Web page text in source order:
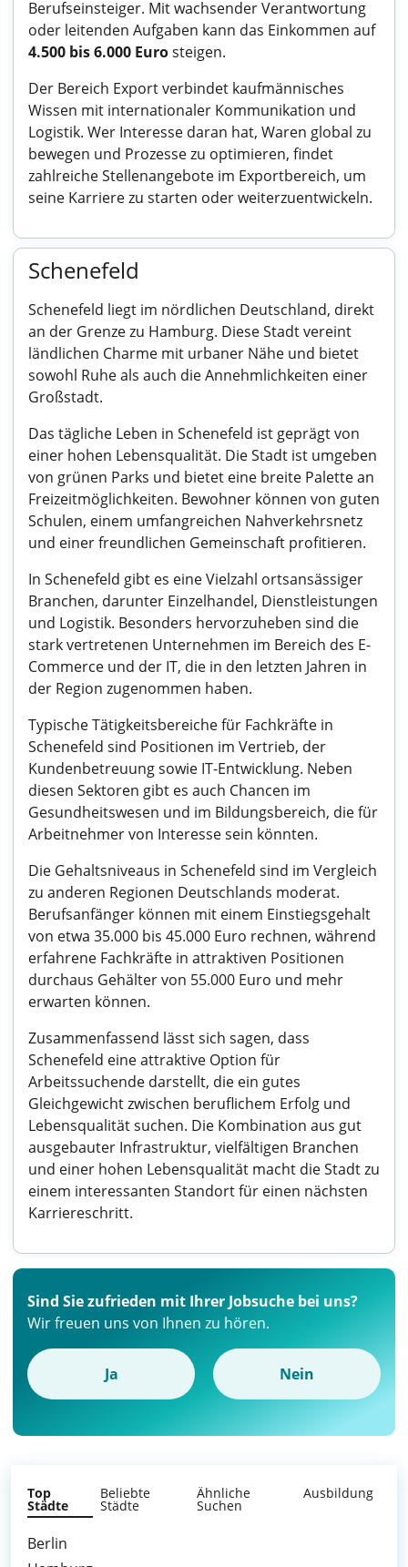
Berufseinsteiger. Mit wachsender Verantwortung
oder leitenden Aufgaben kann das Einkommen auf
4.500 bis 6.000 Eurosteigen.
Der Bereich Export verbindet kaufmännisches
Wissen mit internationaler Kommunikation und
Logistik. Wer Interesse daran hat, Waren global zu
bewegen und Prozesse zu optimieren, findet
zahlreiche Stellenangebote im Exportbereich, um
seine Karriere zu starten oder weiterzuentwickeln.
Schenefeld
Schenefeld liegt im nördlichen Deutschland, direkt
an der Grenze zu Hamburg. Diese Stadt vereint
ländlichen Charme mit urbaner Nähe und bietet
sowohl Ruhe als auch die Annehmlichkeiten einer
Großstadt.
Das tägliche Leben in Schenefeld ist geprägt von
einer hohen Lebensqualität. Die Stadt ist umgeben
von grünen Parks und bietet eine breite Palette an
Freizeitmöglichkeiten. Bewohner können von guten
Schulen, einem umfangreichen Nahverkehrsnetz
und einer freundlichen Gemeinschaft profitieren.
In Schenefeld gibt es eine Vielzahl ortsansässiger
Branchen, darunter Einzelhandel, Dienstleistungen
und Logistik. Besonders hervorzuheben sind die
stark vertretenen Unternehmen im Bereich des E-
Commerce und der IT, die in den letzten Jahren in
der Region zugenommen haben.
Typische Tätigkeitsbereiche für Fachkräfte in
Schenefeld sind Positionen im Vertrieb, der
Kundenbetreuung sowie IT-Entwicklung. Neben
diesen Sektoren gibt es auch Chancen im
Gesundheitswesen und im Bildungsbereich, die für
Arbeitnehmer von Interesse sein könnten.
Die Gehaltsniveaus in Schenefeld sind im Vergleich
zu anderen Regionen Deutschlands moderat.
Berufsanfänger können mit einem Einstiegsgehalt
von etwa 35.000 bis 45.000 Euro rechnen, während
erfahrene Fachkräfte in attraktiven Positionen
durchaus Gehälter von 55.000 Euro und mehr
erwarten können.
Zusammenfassend lässt sich sagen, dass
Schenefeld eine attraktive Option für
Arbeitssuchende darstellt, die ein gutes
Gleichgewicht zwischen beruflichem Erfolg und
Lebensqualität suchen. Die Kombination aus gut
ausgebauter Infrastruktur, vielfältigen Branchen
und einer hohen Lebensqualität macht die Stadt zu
einem interessanten Standort für einen nächsten
Karriereschritt.
Sind Sie zufrieden mit Ihrer Jobsuche bei uns?
Wir freuen uns von Ihnen zu hören.
Ja Nein
Top
Städte
Beliebte
Städte
Ähnliche
Suchen
Ausbildung
Berlin